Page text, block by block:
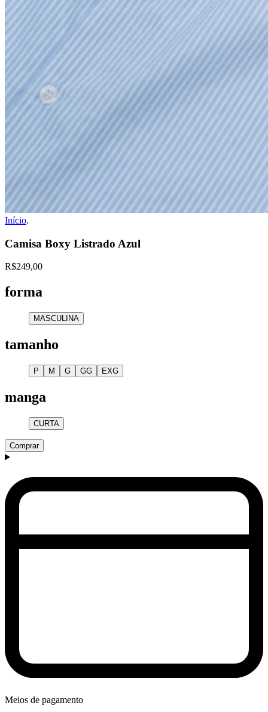
Início.
Camisa Boxy Listrado Azul
R$249,00
forma
MASCULINA
tamanho
P M G GG EXG
manga
CURTA
Comprar
Meios de pagamento